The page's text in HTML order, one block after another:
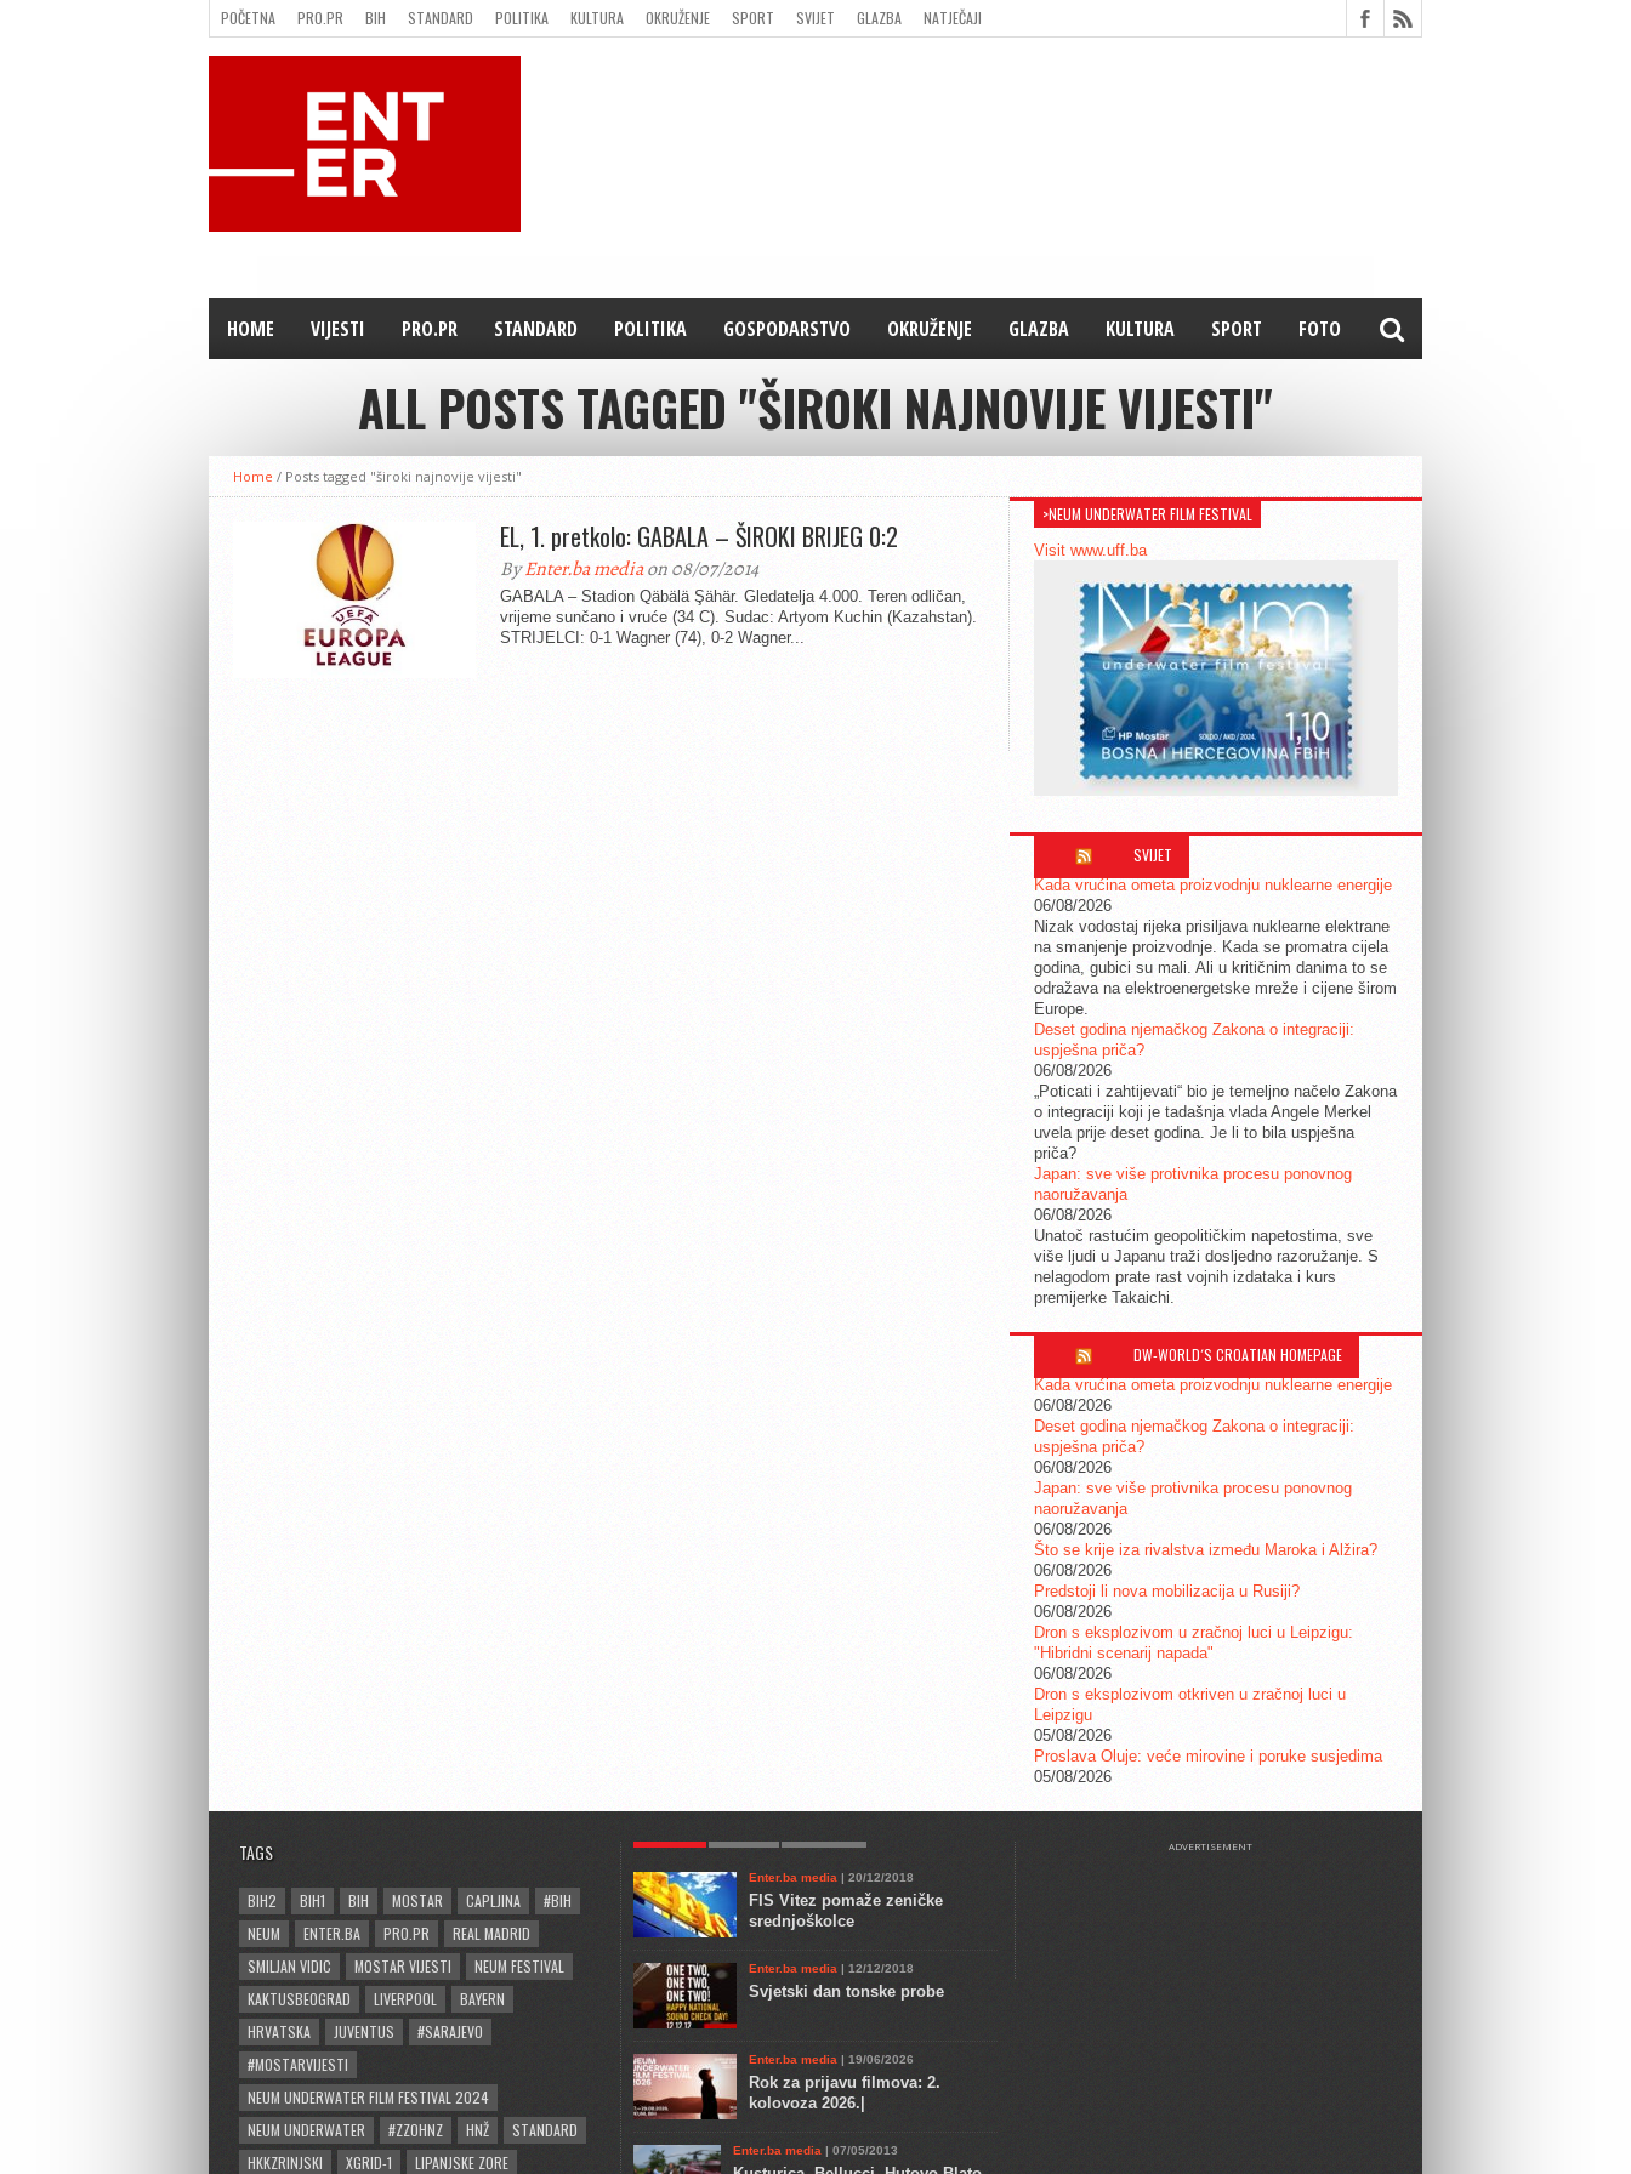
POČETNA PRO.PR BIH STANDARD POLITIKA KULTURA OKRUŽENJE SPORT SVIJET GLAZBA
NATJEČAJI
FILMING LOCATION IN BH
KONTAKT
HOME VIJESTI PRO.PR STANDARD POLITIKA GOSPODARSTVO OKRUŽENJE GLAZBA KULTURA SPORT FOTO
ALL POSTS TAGGED "ŠIROKI NAJNOVIJE VIJESTI"
Home / Posts tagged "široki najnovije vijesti"
EL, 1. pretkolo: GABALA – ŠIROKI BRIJEG 0:2
ByEnter.ba mediaon 08/07/2014
GABALA – Stadion Qäbälä Şähär. Gledatelja 4.000. Teren odličan,
vrijeme sunčano i vruće (34 C). Sudac: Artyom Kuchin (Kazahstan).
STRIJELCI: 0-1 Wagner (74), 0-2 Wagner...
>NEUM UNDERWATER FILM FESTIVAL
Visit www.uff.ba
SVIJET
Kada vrućina ometa proizvodnju nuklearne energije
06/08/2026
Nizak vodostaj rijeka prisiljava nuklearne elektrane
na smanjenje proizvodnje. Kada se promatra cijela
godina, gubici su mali. Ali u kritičnim danima to se
odražava na elektroenergetske mreže i cijene širom
Europe.
Deset godina njemačkog Zakona o integraciji:
uspješna priča?
06/08/2026
„Poticati i zahtijevati“ bio je temeljno načelo Zakona
o integraciji koji je tadašnja vlada Angele Merkel
uvela prije deset godina. Je li to bila uspješna
priča?
Japan: sve više protivnika procesu ponovnog
naoružavanja
06/08/2026
Unatoč rastućim geopolitičkim napetostima, sve
više ljudi u Japanu traži dosljedno razoružanje. S
nelagodom prate rast vojnih izdataka i kurs
premijerke Takaichi.
DW-WORLD´S CROATIAN HOMEPAGE
Kada vrućina ometa proizvodnju nuklearne energije
06/08/2026
Deset godina njemačkog Zakona o integraciji:
uspješna priča?
06/08/2026
Japan: sve više protivnika procesu ponovnog
naoružavanja
06/08/2026
Što se krije iza rivalstva između Maroka i Alžira?
06/08/2026
Predstoji li nova mobilizacija u Rusiji?
06/08/2026
Dron s eksplozivom u zračnoj luci u Leipzigu:
"Hibridni scenarij napada"
06/08/2026
Dron s eksplozivom otkriven u zračnoj luci u
Leipzigu
05/08/2026
Proslava Oluje: veće mirovine i poruke susjedima
05/08/2026
TAGS
BIH2 BIH1 BIH MOSTAR CAPLJINA
#BIH
NEUM
ENTER.BA PRO.PR
REAL MADRID
SMILJAN VIDIC
MOSTAR VIJESTI
NEUM FESTIVAL
KAKTUSBEOGRAD
LIVERPOOL
BAYERN
HRVATSKA
JUVENTUS
#SARAJEVO
#MOSTARVIJESTI
NEUM UNDERWATER FILM FESTIVAL 2024
NEUM UNDERWATER
#ZZOHNZ HNŽ
STANDARD
HKKZRINJSKI
XGRID-1 LIPANJSKE ZORE
Enter.ba media | 20/12/2018
FIS Vitez pomaže zeničke
srednjoškolce
Enter.ba media | 12/12/2018
Svjetski dan tonske probe
Enter.ba media | 19/06/2026
Rok za prijavu filmova: 2.
kolovoza 2026.|
Enter.ba media | 07/05/2013
ADVERTISEMENT